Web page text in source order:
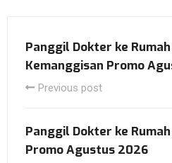
Panggil Dokter ke
Kemanggisan Promo
Previous post
Panggil Dokter ke
Promo Agustus 2026